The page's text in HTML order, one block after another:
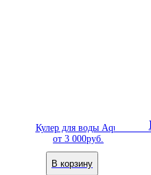
Кулер для воды Aqua Well
от3 000руб.
В корзину